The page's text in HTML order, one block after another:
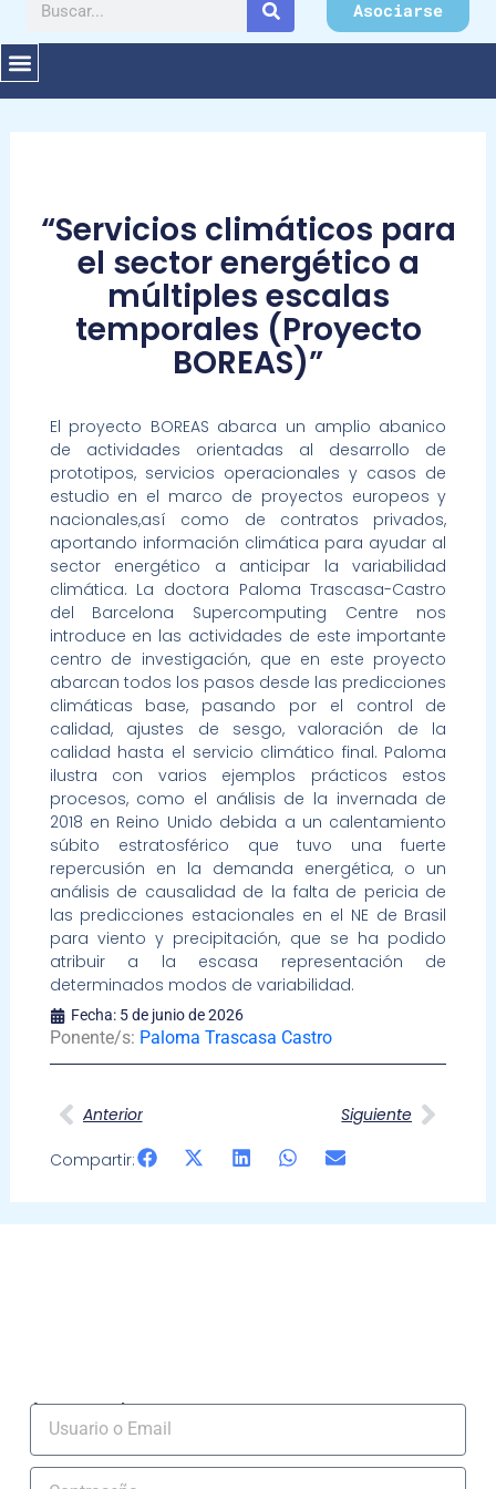
Asociarse
“Servicios climáticos para
el sector energético a
múltiples escalas
temporales (Proyecto
BOREAS)”
El proyecto BOREAS abarca un amplio abanico
de actividades orientadas al desarrollo de
prototipos, servicios operacionales y casos de
estudio en el marco de proyectos europeos y
nacionales,así como de contratos privados,
aportando información climática para ayudar al
sector energético a anticipar la variabilidad
climática. La doctora Paloma Trascasa-Castro
del Barcelona Supercomputing Centre nos
introduce en las actividades de este importante
centro de investigación, que en este proyecto
abarcan todos los pasos desde las predicciones
climáticas base, pasando por el control de
calidad, ajustes de sesgo, valoración de la
calidad hasta el servicio climático final. Paloma
ilustra con varios ejemplos prácticos estos
procesos, como el análisis de la invernada de
2018 en Reino Unido debida a un calentamiento
súbito estratosférico que tuvo una fuerte
repercusión en la demanda energética, o un
análisis de causalidad de la falta de pericia de
las predicciones estacionales en el NE de Brasil
para viento y precipitación, que se ha podido
atribuir a la escasa representación de
determinados modos de variabilidad.
Ponente/s: Paloma Trascasa Castro
Fecha: 5 de junio de 2026
Ant
Anterior Siguiente
Compartir:
Acceso socios